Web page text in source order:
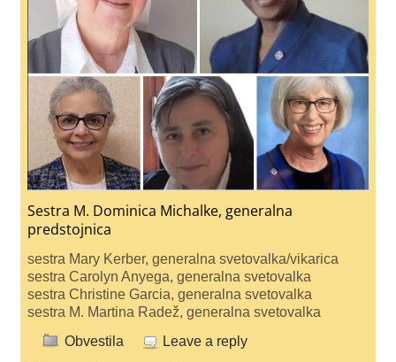
Sestra M. Dominica Michalke, generalna
predstojnica
sestra Mary Kerber, generalna svetovalka/vikarica
sestra Carolyn Anyega, generalna svetovalka
sestra Christine Garcia, generalna svetovalka
sestra M. Martina Radež, generalna svetovalka
Obvestila
Leave a reply